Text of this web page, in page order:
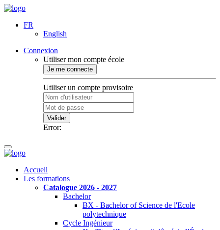
FR
English
Connexion
Utiliser mon compte école
Je me connecte
Utiliser un compte provisoire
Valider
Error:
Accueil
Les formations
Catalogue 2026 - 2027
Bachelor
BX - Bachelor of Science de l'Ecole
polytechnique
Cycle Ingénieur